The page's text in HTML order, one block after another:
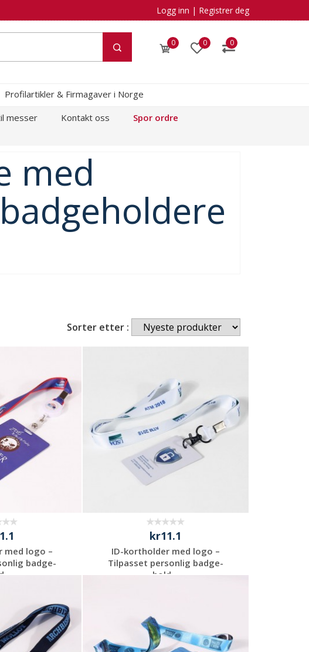
Logg inn | Registrer deg
0 0 0
Profilartikler & Firmagaver i Norge
messer Kontakt oss Spor ordre
med
Sorter etter :
med logo –
badge-
kr11.1
ID-kortholder med logo –
Tilpasset personlig badge-
hold...